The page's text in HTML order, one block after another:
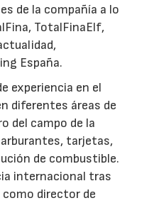
de la compañía a lo
TotalFinaElf,
España.
experiencia en el
diferentes áreas de
del campo de la
tarjetas,
de combustible.
internacional tras
director de